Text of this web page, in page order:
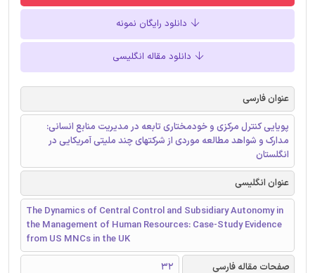
دانلود رایگان نمونه
دانلود مقاله انگلیسی
عنوان فارسی
پویایی کنترل مرکزی و خودمختاری تابعه در مدیریت منابع انسانی:
مدارک و شواهد مطالعه موردی از شرکتهای چند ملیتی آمریکایی در
انگلستان
عنوان انگلیسی
The Dynamics of Central Control and Subsidiary Autonomy in
the Management of Human Resources: Case-Study Evidence
from US MNCs in the UK
صفحات مقاله فارسی
32